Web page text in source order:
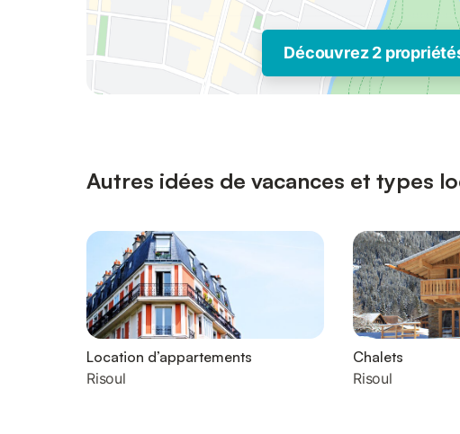
Découvrez 2
Autres idées de vacances et types
Location d’appartements
Risoul
Chalets
Risoul